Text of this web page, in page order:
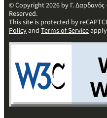
© Copyright 2026 by Γ. Δαρδανός
Reserved.
This site is protected by
Policyand Terms of Service